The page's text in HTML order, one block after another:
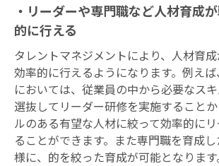
・リーダーや専門職など人材育成
的に行える
タレントマネジメントにより、人材育成
効率的に行えるようになります。例え
においては、従業員の中から必要なス
選抜してリーダー研修を実施すること
ルのある有望な人材に絞って効率的に
ることができます。また専門職を育成
様に、的を絞った育成が可能となります